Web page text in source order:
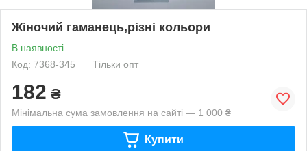
Жіночий гаманець,різні кольори
В наявності
Код: 7368-345
Тільки опт
182 ₴
Мінімальна сума замовлення на сайті — 1 000 ₴
Купити